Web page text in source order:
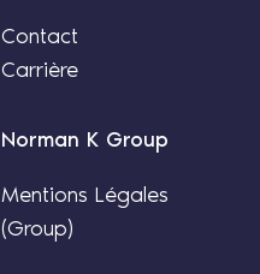
Contact
Carrière
Norman K Group
Mentions Légales
(Group)